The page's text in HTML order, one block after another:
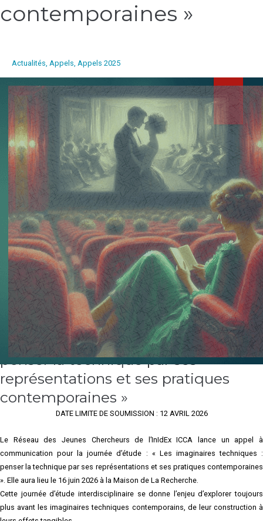
contemporaines »
Actualités Appels Appels 2025
Journée d’étude du Réseau des
Jeunes Chercheurs de l’InidexICCA :
« Les imaginaires techniques :
penser la technique par ses
représentations et ses pratiques
contemporaines »
DATE LIMITE DE SOUMISSION : 12 AVRIL 2026
Le Réseau des Jeunes Chercheurs de l’InIdEx ICCA lance un appel à
communication pour la journée d’étude : « Les imaginaires techniques :
penser la technique par ses représentations et ses pratiques contemporaines
». Elle aura lieu le 16 juin 2026 à la Maison de La Recherche.
Cette journée d’étude interdisciplinaire se donne l’enjeu d’explorer toujours
plus avant les imaginaires techniques contemporains, de leur construction à
technique
pratiques
contemporaines